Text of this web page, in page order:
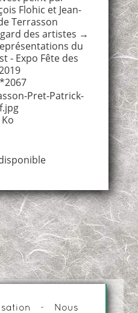
Flohic et Jean-
Terrasson
des artistes →
du
- Expo Fête des
Pret-Patrick-
- Nous